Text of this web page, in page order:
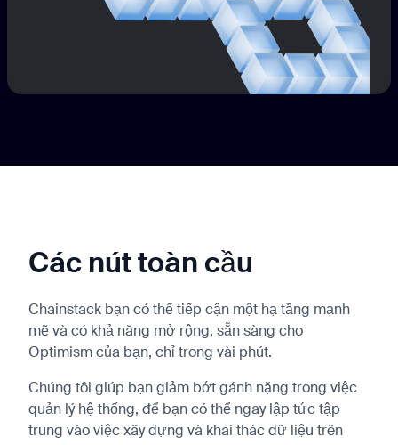
Các nút toàn cầu
Chainstack bạn có thể tiếp cận một hạ tầng mạnh
mẽ và có khả năng mở rộng, sẵn sàng cho
Optimism của bạn, chỉ trong vài phút.
Chúng tôi giúp bạn giảm bớt gánh nặng trong việc
quản lý hệ thống, để bạn có thể ngay lập tức tập
trung vào việc xây dựng và khai thác dữ liệu trên